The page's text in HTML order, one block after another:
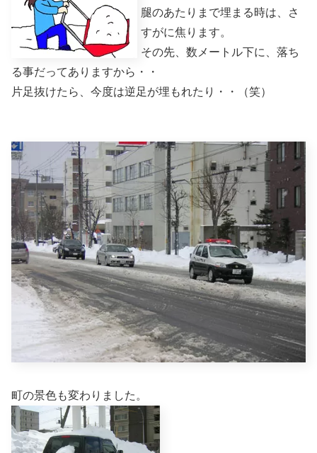
腿のあたりまで埋まる時は、さ
すがに焦ります。
その先、数メートル下に、落ち
る事だってありますから・・
片足抜けたら、今度は逆足が埋もれたり・・（笑）
町の景色も変わりました。